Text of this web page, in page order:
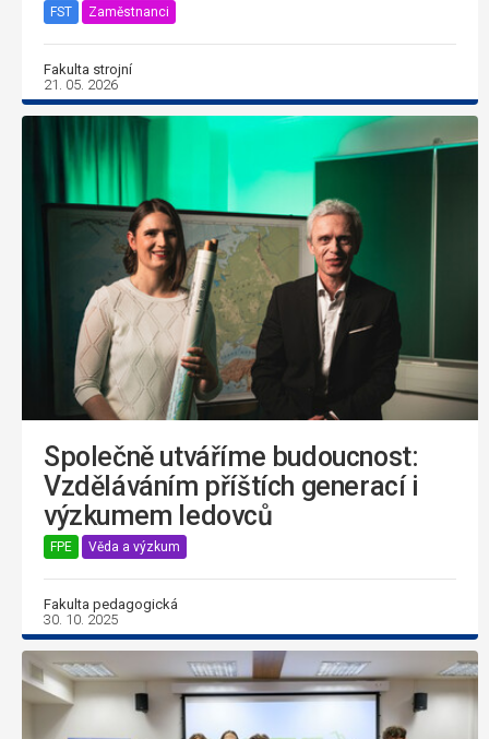
FST Zaměstnanci
Fakulta strojní
21. 05. 2026
Společně utváříme budoucnost:
Vzděláváním příštích generací i
výzkumem ledovců
FPE Věda a výzkum
Fakulta pedagogická
30. 10. 2025